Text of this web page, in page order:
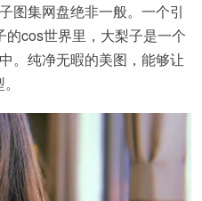
图集网盘绝非一般。一个引
cos世界里，大梨子是一个
。纯净无暇的美图，能够让